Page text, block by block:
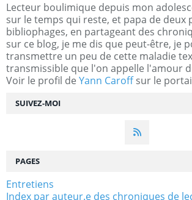
SUIVEZ-MOI
Lecteur boulimique depuis mon
sur le temps qui reste, et papa de deux
bibliophages, en partageant des
sur ce blog, je me dis que peut-être, je
transmettre un peu de cette maladie
transmissible que l'on appelle l'amour
Voir le profil de Yann Caroffsur le
PAGES
Entretiens
Index par auteur.e des chroniques de